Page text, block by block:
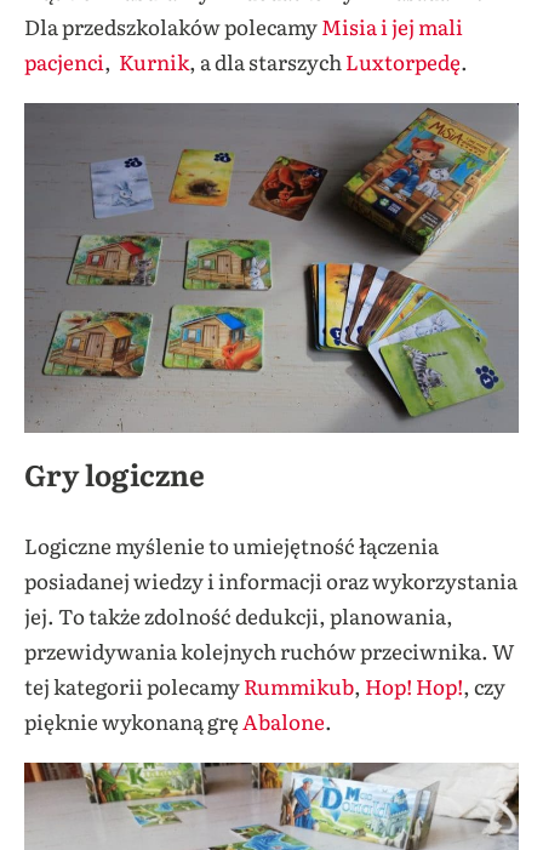
Dla przedszkolaków polecamyMisia i jej mali
pacjenci, Kurnik, a dla starszychLuxtorpedę.
Gry logiczne
Logiczne myślenie to umiejętność łączenia
posiadanej wiedzy i informacji oraz wykorzystania
jej. To także zdolność dedukcji, planowania,
przewidywania kolejnych ruchów przeciwnika. W
tej kategorii polecamyRummikub, Hop! Hop!, czy
pięknie wykonaną gręAbalone.